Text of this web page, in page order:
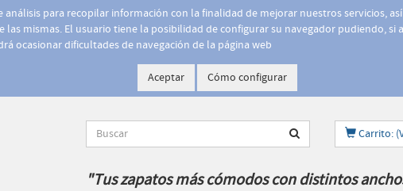
para recopilar información con la finalidad de mejorar nuestros servicios,
mismas. El usuario tiene la posibilidad de configurar su navegador pudiendo, si
ocasionar dificultades de navegación de la página web
Aceptar Cómo configurar
Carrito:
"Tus zapatos más cómodos con distintos